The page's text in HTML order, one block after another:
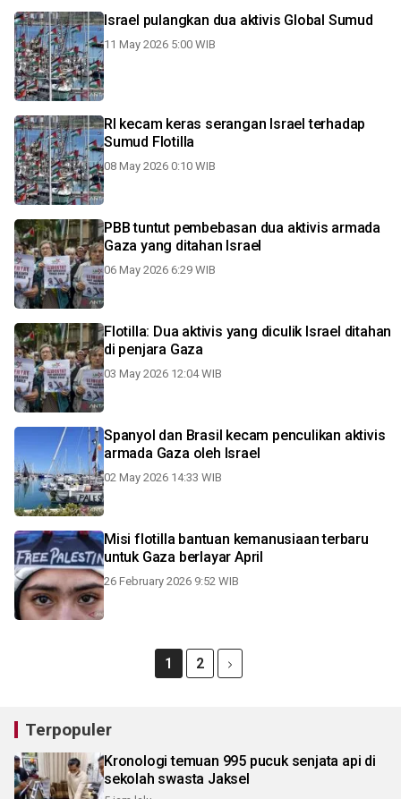
Israel pulangkan dua aktivis Global Sumud
11 May 2026 5:00 WIB
RI kecam keras serangan Israel terhadap
Sumud Flotilla
08 May 2026 0:10 WIB
PBB tuntut pembebasan dua aktivis armada
Gaza yang ditahan Israel
06 May 2026 6:29 WIB
Flotilla: Dua aktivis yang diculik Israel ditahan
di penjara Gaza
03 May 2026 12:04 WIB
Spanyol dan Brasil kecam penculikan aktivis
armada Gaza oleh Israel
02 May 2026 14:33 WIB
Misi flotilla bantuan kemanusiaan terbaru
untuk Gaza berlayar April
26 February 2026 9:52 WIB
1 2
Terpopuler
Kronologi temuan 995 pucuk senjata api di
sekolah swasta Jaksel